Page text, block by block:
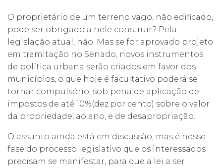
O proprietário de um terreno vago, não edificado,
pode ser obrigado a nele construir? Pela
legislação atual, não. Mas se for aprovado projeto
em tramitação no Senado, novos instrumentos
de política urbana serão criados em favor dos
municípios, o que hoje é facultativo poderá se
tornar compulsório, sob pena de aplicação de
impostos de até 10%(dez por cento) sobre o valor
da propriedade, ao ano, e de desapropriação.
O assunto ainda está em discussão, mas é nesse
fase do processo legislativo que os interessados
precisam se manifestar, para que a lei a ser